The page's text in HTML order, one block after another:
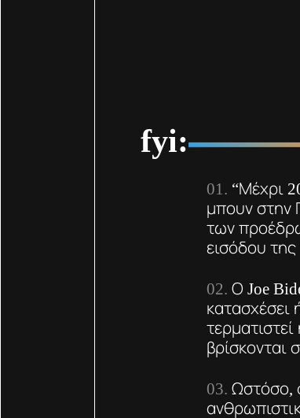
fyi:
“Μέχρι
μπουν στην
των
εισόδου
Ο Joe
κατασχέσει
βρίσκονται
Ωστόσο,